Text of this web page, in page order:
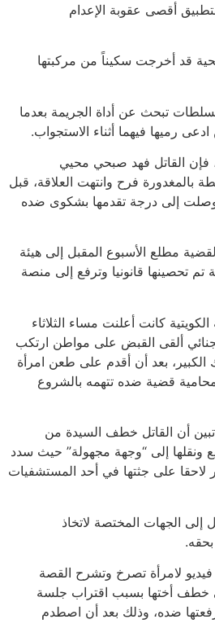
أقصى عقوبة الإعدام
قد أخرجت سكيناً من مركبتها
تبحث عن أداة الجريمة بعدما
رميها فيهما أثناء الاستجواب.
فإن القاتل فهد صبحي محيي
بالمغدورة فرح وانتهت العلاقة، قبل
إلى درجة تقدمها بشكوى ضده
مطلع الأسبوع المقبل إلى هيئة
تحصينها قانونيا وترفع إلى منصة
كانت أعلنت مساء الثلاثاء
ألقى القبض على مواطن ارتكب
بعد أن أقدم على طعن امرأة
قضية ضده تتهمه بالشروع
تبين أن القاتل خطف السيدة من
ونقلها إلى “وجهة مجهولة” حيث سدد
لاحقا على جثتها في أحد المستشفيات
إلى الجهات المختصة لاتخاذ
بحقه.
لامرأة تصرخ وتشرح القصة
خطف أختها بسبب اقتراب جلسة
ضده، وذلك بعد أن اصطدم